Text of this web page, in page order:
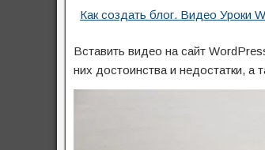
Как создать блог. Видео Уроки
Вставить видео на сайт
них достоинства и недостатки, а